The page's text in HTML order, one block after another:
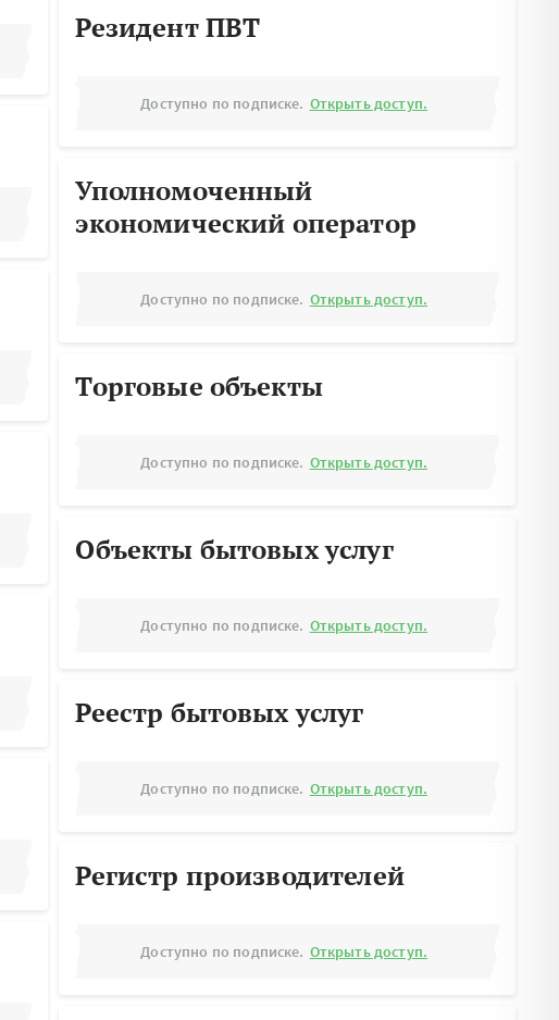
Резидент ПВТ
Доступно по подписке. Открыть доступ.
Уполномоченный
экономический оператор
Доступно по подписке. Открыть доступ.
Торговые объекты
Доступно по подписке. Открыть доступ.
Объекты бытовых услуг
Доступно по подписке. Открыть доступ.
Реестр бытовых услуг
Доступно по подписке. Открыть доступ.
Регистр производителей
Доступно по подписке. Открыть доступ.